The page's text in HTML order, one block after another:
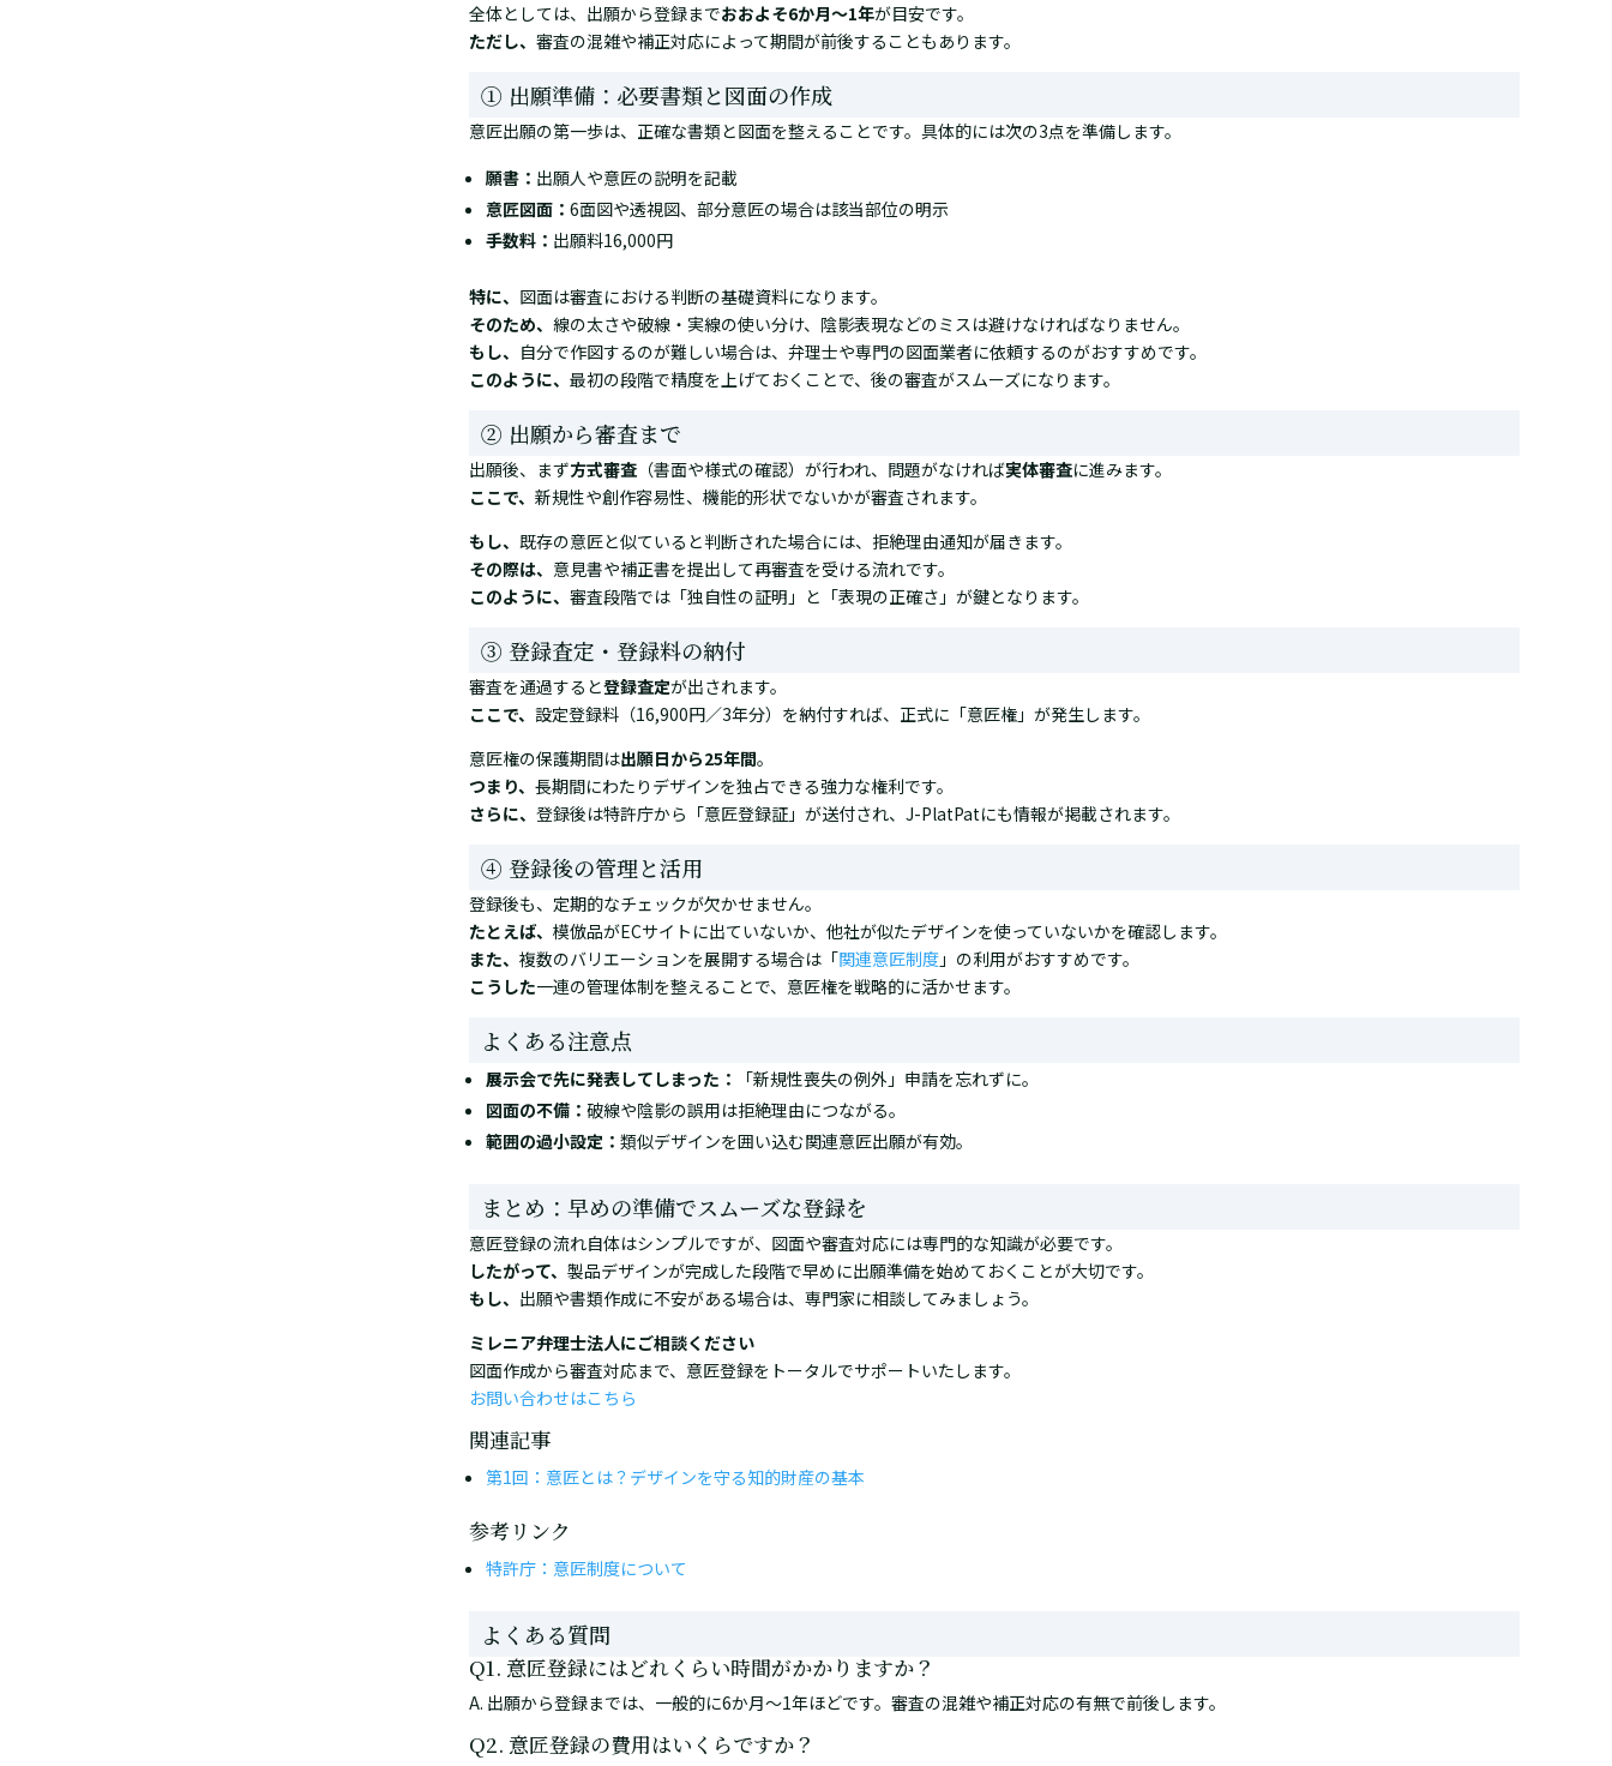
全体としては、出願から登録までおおよそ6か月〜1年が目安です。
ただし、 審査の混雑や補正対応によって期間が前後することもあります。
① 出願準備：必要書類と図面の作成
意匠出願の第一歩は、正確な書類と図面を整えることです。具体的には次の3点を準備します。
願書： 出願人や意匠の説明を記載
意匠図面： 6面図や透視図、部分意匠の場合は該当部位の明示
手数料： 出願料16,000円
特に、 図面は審査における判断の基礎資料になります。
そのため、 線の太さや破線・実線の使い分け、陰影表現などのミスは避けなければなりません。
もし、 自分で作図するのが難しい場合は、弁理士や専門の図面業者に依頼するのがおすすめです。
このように、 最初の段階で精度を上げておくことで、後の審査がスムーズになります。
② 出願から審査まで
出願後、まず方式審査（書面や様式の確認）が行われ、問題がなければ実体審査に進みます。
ここで、 新規性や創作容易性、機能的形状でないかが審査されます。
もし、 既存の意匠と似ていると判断された場合には、拒絶理由通知が届きます。
その際は、 意見書や補正書を提出して再審査を受ける流れです。
このように、 審査段階では「独自性の証明」と「表現の正確さ」が鍵となります。
③ 登録査定・登録料の納付
審査を通過すると登録査定が出されます。
ここで、 設定登録料（16,900円／3年分）を納付すれば、正式に「意匠権」が発生します。
意匠権の保護期間は出願日から25年間。
つまり、 長期間にわたりデザインを独占できる強力な権利です。
さらに、 登録後は特許庁から「意匠登録証」が送付され、J-PlatPatにも情報が掲載されます。
④ 登録後の管理と活用
登録後も、定期的なチェックが欠かせません。
たとえば、 模倣品がECサイトに出ていないか、他社が似たデザインを使っていないかを確認します。
また、 複数のバリエーションを展開する場合は「関連意匠制度」の利用がおすすめです。
こうした一連の管理体制を整えることで、意匠権を戦略的に活かせます。
よくある注意点
展示会で先に発表してしまった：
「新規性喪失の例外」申請を忘れずに。
図面の不備： 破線や陰影の誤用は拒絶理由につながる。
範囲の過小設定： 類似デザインを囲い込む関連意匠出願が有効。
まとめ：早めの準備でスムーズな登録を
意匠登録の流れ自体はシンプルですが、図面や審査対応には専門的な知識が必要です。
したがって、 製品デザインが完成した段階で早めに出願準備を始めておくことが大切です。
もし、 出願や書類作成に不安がある場合は、専門家に相談してみましょう。
ミレニア弁理士法人にご相談ください
図面作成から審査対応まで、意匠登録をトータルでサポートいたします。
お問い合わせはこちら
関連記事
第1回：意匠とは？デザインを守る知的財産の基本
参考リンク
特許庁：意匠制度について
よくある質問
Q1. 意匠登録にはどれくらい時間がかかりますか？
A. 出願から登録までは、一般的に6か月〜1年ほどです。審査の混雑や補正対応の有無で前後します。
Q2. 意匠登録の費用はいくらですか？